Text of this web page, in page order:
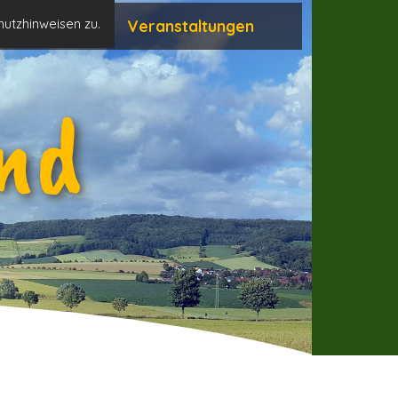
zu.
Neuigkeiten Veranstaltungen